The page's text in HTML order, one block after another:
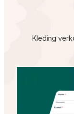
Kleding